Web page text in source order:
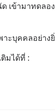
เข้ามาทดลอ
ะบุคคลอย่าง
มได้ที่ :